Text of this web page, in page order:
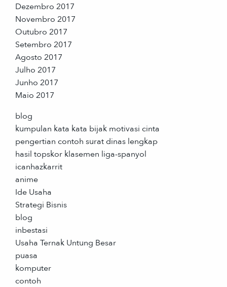
Dezembro 2017
Novembro 2017
Outubro 2017
Setembro 2017
Agosto 2017
Julho 2017
Junho 2017
Maio 2017
blog
kumpulan kata kata bijak motivasi cinta
pengertian contoh surat dinas lengkap
hasil topskor klasemen liga-spanyol
icanhazkarrit
anime
Ide Usaha
Strategi Bisnis
blog
inbestasi
Usaha Ternak Untung Besar
puasa
komputer
contoh